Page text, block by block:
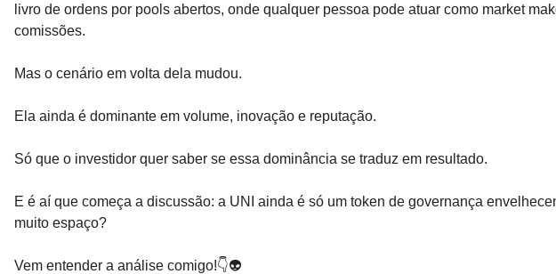
livro de ordens por pools abertos, onde qualquer pessoa pode atuar como market
comissões.
Mas o cenário em volta dela mudou.
Ela ainda é dominante em volume, inovação e reputação.
Só que o investidor quer saber se essa dominância se traduz em resultado.
E é aí que começa a discussão: a UNI ainda é só um token de governança
muito espaço?
Vem entender a análise comigo!👇👽